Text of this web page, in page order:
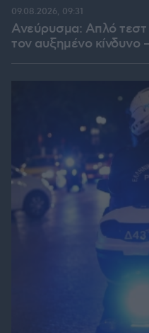
Ανεύρυσμα: Απλό τεστ
τον αυξημένο κίνδυνο
09.08.2026, 09:31